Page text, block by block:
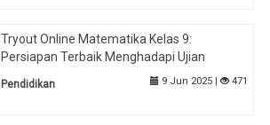
Tryout Online Matematika Kelas 9:
Persiapan Terbaik Menghadapi Ujian
Pendidikan 9 Jun 2025 | 471